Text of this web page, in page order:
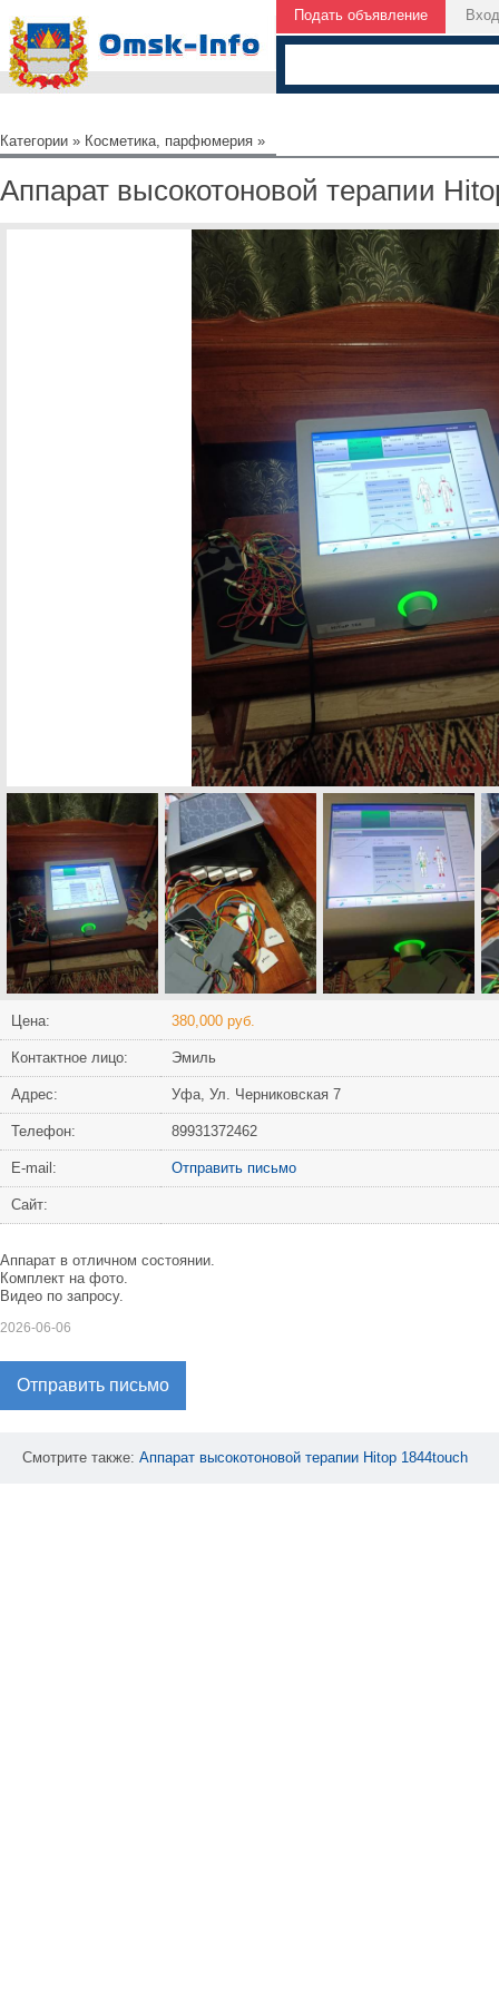
Подать объявление Вход
Категории » Косметика, парфюмерия »
Аппарат высокотоновой терапии
Цена: 380,000 руб.
Контактное лицо: Эмиль
Адрес: Уфа, Ул. Черниковская 7
Телефон: 89931372462
Е-mail: Отправить письмо
Сайт:
Аппарат в отличном состоянии.
Комплект на фото.
Видео по запросу.
2026-06-06
Отправить письмо
Смотрите также: Аппарат высокотоновой терапии Hitop 1844touch